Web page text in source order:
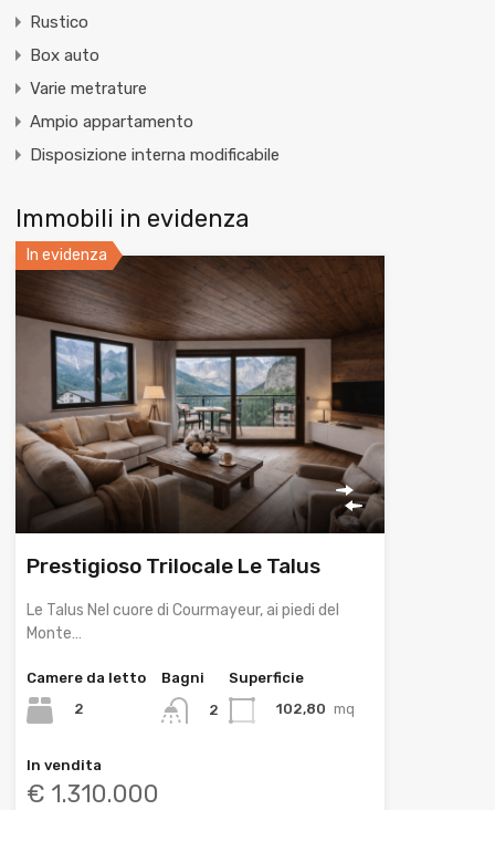
Rustico
Box auto
Varie metrature
Ampio appartamento
Disposizione interna modificabile
Immobili in evidenza
In evidenza
Prestigioso Trilocale Le Talus
Le Talus Nel cuore di Courmayeur, ai piedi del
Monte…
Camere da letto
2
Bagni
2
Superficie
102,80 mq
In vendita
€ 1.310.000